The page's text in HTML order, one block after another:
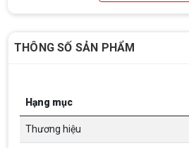
THÔNG SỐ SẢN PHẨM
Hạng mục
Thương hiệu